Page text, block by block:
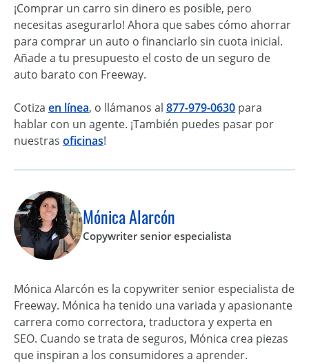
¡Comprar un carro sin dinero es posible, pero
necesitas asegurarlo! Ahora que sabes cómo ahorrar
para comprar un auto o financiarlo sin cuota inicial.
Añade a tu presupuesto el costo de un seguro de
auto barato con Freeway.
Cotiza en línea, o llámanos al 877-979-0630 para
hablar con un agente. ¡También puedes pasar por
nuestras oficinas!
Mónica Alarcón
Copywriter senior especialista
Mónica Alarcón es la copywriter senior especialista de
Freeway. Mónica ha tenido una variada y apasionante
carrera como correctora, traductora y experta en
SEO. Cuando se trata de seguros, Mónica crea piezas
que inspiran a los consumidores a aprender.